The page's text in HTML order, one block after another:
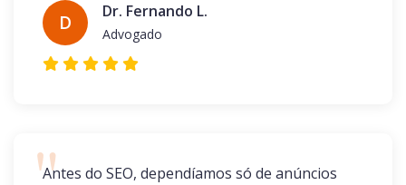
D Dr. Fernando L.
Advogado
Antes do SEO, dependíamos só de anúncios